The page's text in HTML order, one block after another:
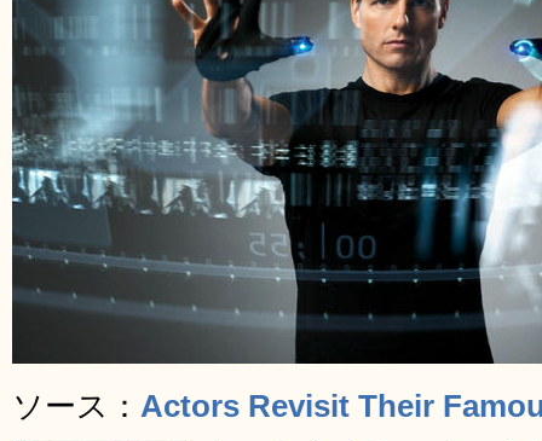
ソース： Actors Revisit Their